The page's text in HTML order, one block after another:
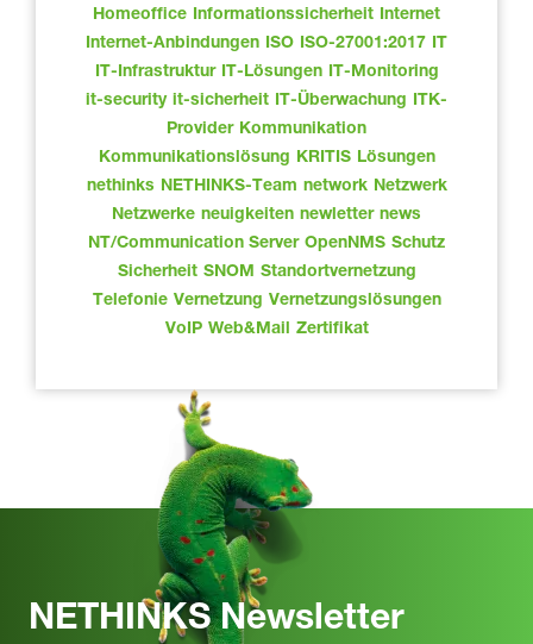
Homeoffice Informationssicherheit Internet
Internet-Anbindungen ISO ISO-27001:2017 IT
IT-Infrastruktur IT-Lösungen IT-Monitoring
it-security it-sicherheit IT-Überwachung
ITK-
Provider Kommunikation
Kommunikationslösung
KRITIS Lösungen
nethinks NETHINKS-Team network Netzwerk
Netzwerke neuigkeiten newletter news
NT/Communication Server OpenNMS Schutz
Sicherheit SNOM Standortvernetzung
Telefonie Vernetzung Vernetzungslösungen
VoIP Web&Mail Zertifikat
NETHINKS Newsletter